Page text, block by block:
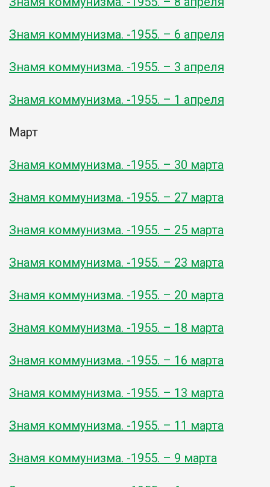
Знамя коммунизма. -1955. – 6 апреля
Знамя коммунизма. -1955. – 3 апреля
Знамя коммунизма. -1955. – 1 апреля
Март
Знамя коммунизма. -1955. – 30 марта
Знамя коммунизма. -1955. – 27 марта
Знамя коммунизма. -1955. – 25 марта
Знамя коммунизма. -1955. – 23 марта
Знамя коммунизма. -1955. – 20 марта
Знамя коммунизма. -1955. – 18 марта
Знамя коммунизма. -1955. – 16 марта
Знамя коммунизма. -1955. – 13 марта
Знамя коммунизма. -1955. – 11 марта
Знамя коммунизма. -1955. – 9 марта